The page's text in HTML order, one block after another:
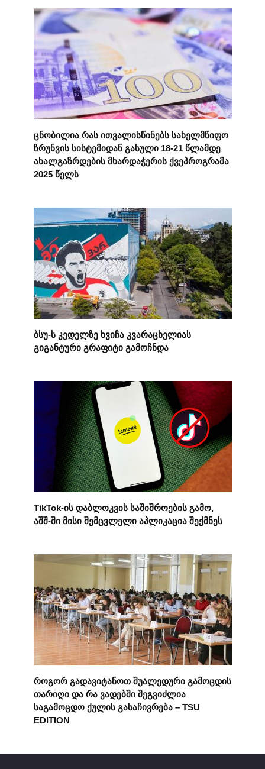
ცნობილია რას ითვალისწინებს სახელმწიფო
ზრუნვის სისტემიდან გასული 18-21 წლამდე
ახალგაზრდების მხარდაჭერის ქვეპროგრამა
2025 წელს
ბსუ-ს კედელზე ხვიჩა კვარაცხელიას
გიგანტური გრაფიტი გამოჩნდა
TikTok-ის დაბლოკვის საშიშროების გამო,
აშშ-ში მისი შემცვლელი აპლიკაცია შექმნეს
როგორ გადავიტანოთ შუალედური გამოცდის
თარიღი და რა ვადებში შეგვიძლია
საგამოცდო ქულის გასაჩივრება – TSU
EDITION